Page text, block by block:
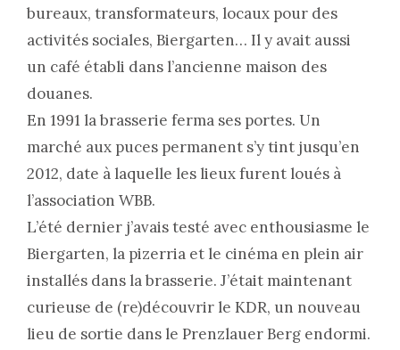
bureaux, transformateurs, locaux pour des
activités sociales, Biergarten… Il y avait aussi
un café établi dans l’ancienne maison des
douanes.
En 1991 la brasserie ferma ses portes. Un
marché aux puces permanent s’y tint jusqu’en
2012, date à laquelle les lieux furent loués à
l’association WBB.
L’été dernier j’avais testé avec enthousiasme le
Biergarten, la pizerria et le cinéma en plein air
installés dans la brasserie. J’était maintenant
curieuse de (re)découvrir le KDR, un nouveau
lieu de sortie dans le Prenzlauer Berg endormi.